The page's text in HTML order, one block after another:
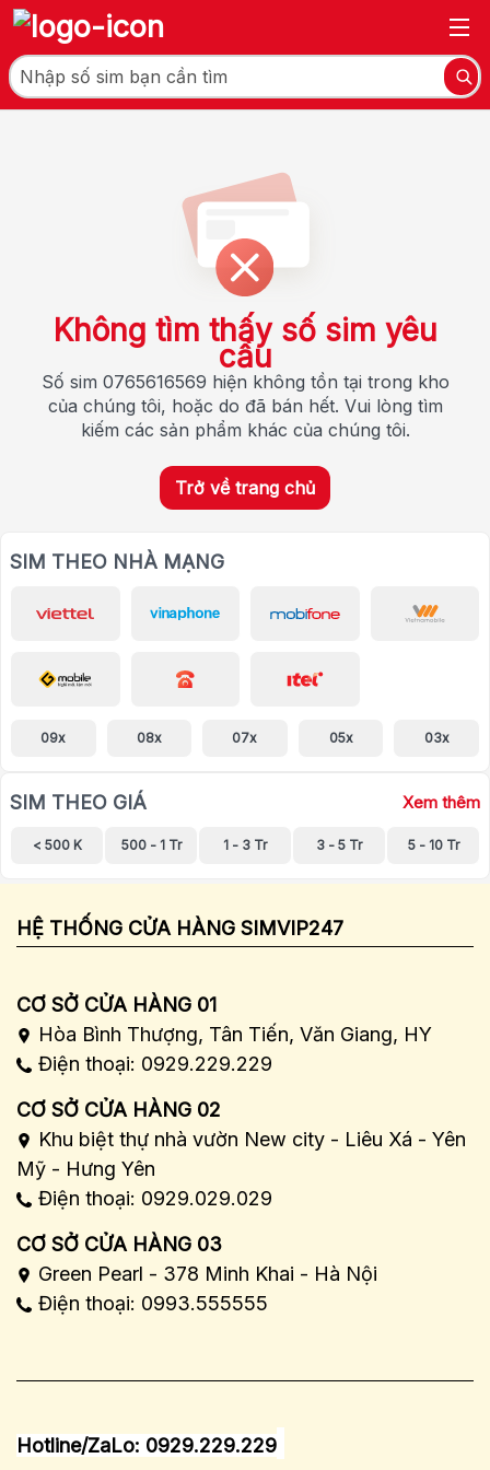
Không tìm thấy số sim yêu
cầu
Số sim 0765616569 hiện không tồn tại trong kho
của chúng tôi, hoặc do đã bán hết. Vui lòng tìm
kiếm các sản phẩm khác của chúng tôi.
Trở về trang chủ
SIM THEO NHÀ MẠNG
09x 08x 07x 05x 03x
SIM THEO GIÁ Xem thêm
< 500 K 500 - 1 Tr 1 - 3 Tr 3 - 5 Tr 5 - 10 Tr
HỆ THỐNG CỬA HÀNG SIMVIP247
CƠ SỞ CỬA HÀNG 01
Hòa Bình Thượng, Tân Tiến, Văn Giang, HY
Điện thoại: 0929.229.229
CƠ SỞ CỬA HÀNG 02
Khu biệt thự nhà vườn New city - Liêu Xá - Yên
Mỹ - Hưng Yên
Điện thoại: 0929.029.029
CƠ SỞ CỬA HÀNG 03
Green Pearl - 378 Minh Khai - Hà Nội
Điện thoại: 0993.555555
Hotline/ZaLo: 0929.229.229